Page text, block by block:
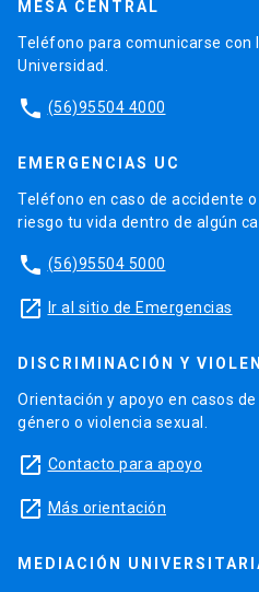
MESA CENTRAL
Teléfono para comunicarse con
Universidad.
phone (56)95504 4000
EMERGENCIAS UC
Teléfono en caso de accidente
riesgo tu vida dentro de algún
phone (56)95504 5000
launch Ir al sitio de Emergencias
DISCRIMINACIÓN Y
Orientación y apoyo en casos
género o violencia sexual.
launch Contacto para apoyo
launch Más orientación
MEDIACIÓN